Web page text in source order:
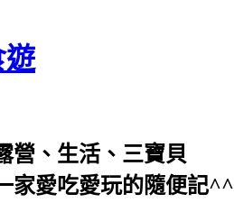
遊
營、生活、三寶貝
家愛吃愛玩的隨便記^^